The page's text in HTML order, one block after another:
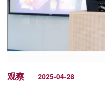
观察 2025-04-28